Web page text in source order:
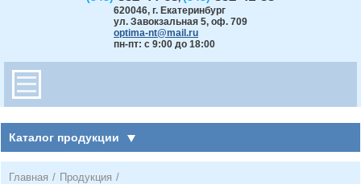
620046, г. Екатеринбург
ул. Завокзальная 5, оф. 709
optima-nt@mail.ru
пн-пт: с 9:00 до 18:00
Каталог продукции
Главная / Продукция /